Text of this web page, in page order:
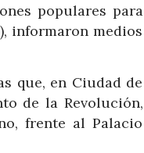
populares para
informaron medios
que, en Ciudad de
de la Revolución,
frente al Palacio